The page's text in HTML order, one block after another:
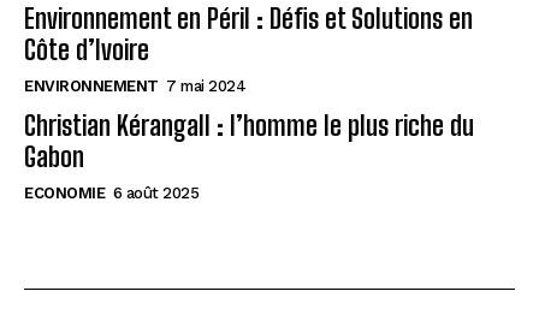
Environnement en Péril : Défis et Solutions en
Côte d’Ivoire
ENVIRONNEMENT 7 mai 2024
Christian Kérangall : l’homme le plus riche du
Gabon
ECONOMIE 6 août 2025